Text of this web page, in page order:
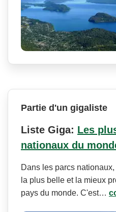
Partie d'un gigaliste
Liste Giga: Les
nationaux du
Dans les parcs
la plus belle et la mieux
pays du monde. C'est…